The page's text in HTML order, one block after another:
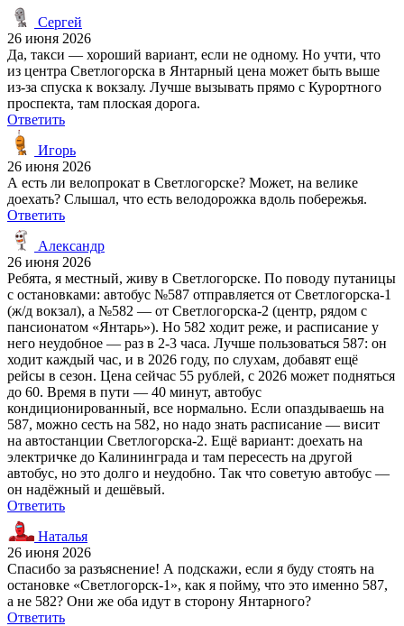
Сергей
26 июня 2026
Да, такси — хороший вариант, если не одному. Но учти, что
из центра Светлогорска в Янтарный цена может быть выше
из‑за спуска к вокзалу. Лучше вызывать прямо с Курортного
проспекта, там плоская дорога.
Ответить
Игорь
26 июня 2026
А есть ли велопрокат в Светлогорске? Может, на велике
доехать? Слышал, что есть велодорожка вдоль побережья.
Ответить
Александр
26 июня 2026
Ребята, я местный, живу в Светлогорске. По поводу путаницы
с остановками: автобус №587 отправляется от Светлогорска-1
(ж/д вокзал), а №582 — от Светлогорска-2 (центр, рядом с
пансионатом «Янтарь»). Но 582 ходит реже, и расписание у
него неудобное — раз в 2-3 часа. Лучше пользоваться 587: он
ходит каждый час, и в 2026 году, по слухам, добавят ещё
рейсы в сезон. Цена сейчас 55 рублей, с 2026 может подняться
до 60. Время в пути — 40 минут, автобус
кондиционированный, все нормально. Если опаздываешь на
587, можно сесть на 582, но надо знать расписание — висит
на автостанции Светлогорска-2. Ещё вариант: доехать на
электричке до Калининграда и там пересесть на другой
автобус, но это долго и неудобно. Так что советую автобус —
он надёжный и дешёвый.
Ответить
Наталья
26 июня 2026
Спасибо за разъяснение! А подскажи, если я буду стоять на
остановке «Светлогорск-1», как я пойму, что это именно 587,
а не 582? Они же оба идут в сторону Янтарного?
Ответить